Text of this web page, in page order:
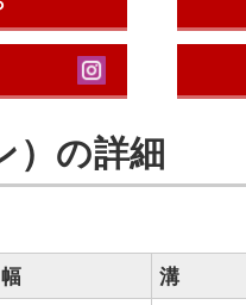
）の詳細
幅 溝